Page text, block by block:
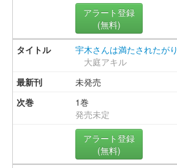
アラート登録
(無料)
宇木さんは満たされたがり
大庭アキル
未発売
1巻
発売未定
アラート登録
(無料)